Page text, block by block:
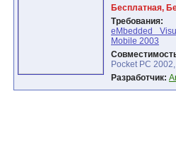
Бесплатная,
Требования:
eMbedded
Mobile 2003
Pocket PC
Разработчик: